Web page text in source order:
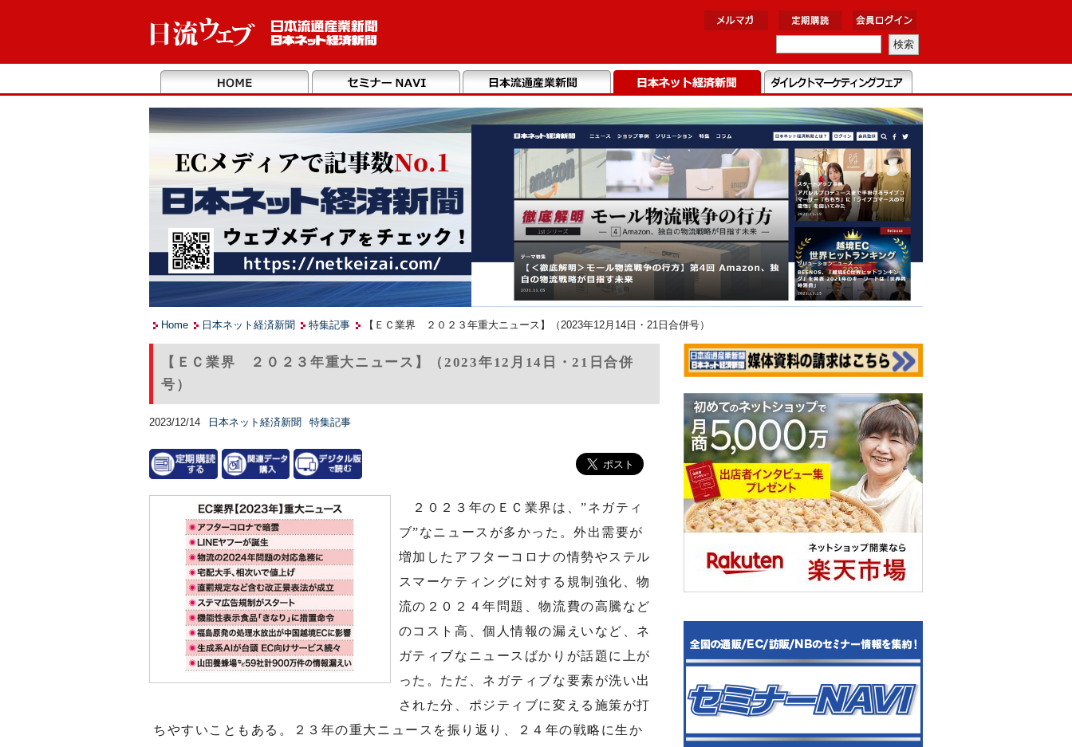
Home 日本ネット経済新聞 特集記事 【ＥＣ業界 ２０２３年重大ニュース】（2023年12月14日・21日合併号）
【ＥＣ業界 ２０２３年重大ニュース】（2023年12月14日・21日合併
号）
2023/12/14 日本ネット経済新聞 特集記事
２０２３年のＥＣ業界は、”ネガティ
ブ”なニュースが多かった。外出需要が
増加したアフターコロナの情勢やステル
スマーケティングに対する規制強化、物
流の２０２４年問題、物流費の高騰など
のコスト高、個人情報の漏えいなど、ネ
ガティブなニュースばかりが話題に上が
った。ただ、ネガティブな要素が洗い出
された分、ポジティブに変える施策が打
ちやすいこともある。２３年の重大ニュースを振り返り、２４年の戦略に生か